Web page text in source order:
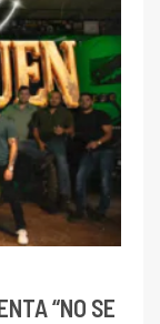
“NO SE